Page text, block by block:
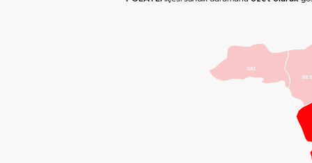
NAL
BEY